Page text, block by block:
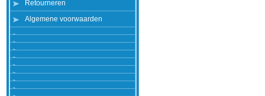
Retourneren
Algemene voorwaarden